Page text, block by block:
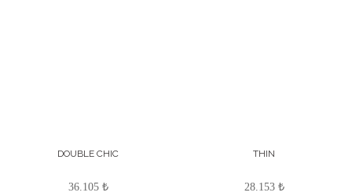
DOUBLE CHIC
36.105 ₺
THIN
28.153 ₺